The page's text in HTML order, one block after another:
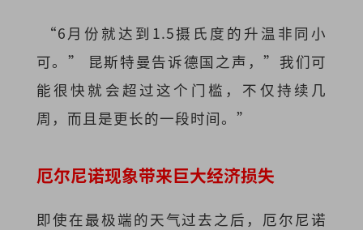
“6月份就达到1.5摄氏度的升温非同小
可。” 昆斯特曼告诉德国之声，”我们可
能很快就会超过这个门槛，不仅持续几
周，而且是更长的一段时间。”
厄尔尼诺现象带来巨大经济损失
即使在最极端的天气过去之后，厄尔尼诺